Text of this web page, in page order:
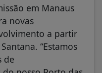
em Manaus
novas
a partir
“Estamos
de